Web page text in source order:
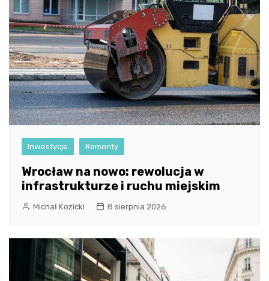
Inwestycje Remonty
Wrocław na nowo: rewolucja w
infrastrukturze i ruchu miejskim
Michał Kozicki 8 sierpnia 2026